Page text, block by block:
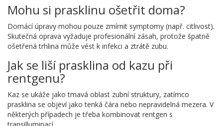
Mohu si prasklinu ošetřit doma?
Domácí úpravy mohou pouze zmírnit symptomy (např. citlivost).
Skutečná oprava vyžaduje profesionální zásah, protože špatně
ošetřená trhlina může vést k infekci a ztrátě zubu.
Jak se liší prasklina od kazu při
rentgenu?
Kaz se ukáže jako tmavá oblast zubní struktury, zatímco
prasklina se objeví jako tenká čára nebo nepravidelná mezera. V
některých případech je třeba kombinovat rentgen s